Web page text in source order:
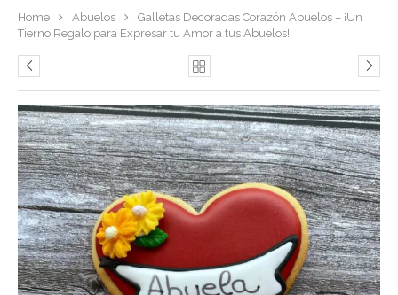
Home Abuelos
Galletas Decoradas Corazón Abuelos – ¡Un
Tierno Regalo para Expresar tu Amor a tus Abuelos!